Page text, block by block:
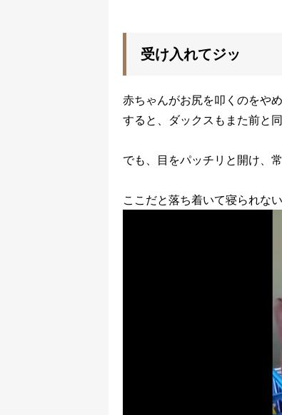
受け入れてジッ
赤ちゃんがお尻を叩くのをやめ
すると、ダックスもまた前と
でも、目をパッチリと開け、
ここだと落ち着いて寝られな